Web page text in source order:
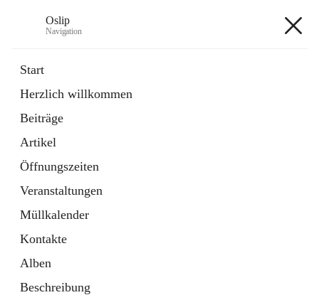
Oslip
Navigation
Start
Herzlich willkommen
Beiträge
Artikel
Öffnungszeiten
Veranstaltungen
Müllkalender
Kontakte
Alben
Beschreibung
Externe Webseite
in
Tab
Bundeskanzleramt Österreich
Externe Webseite
öffnet
in
neuem
Tab